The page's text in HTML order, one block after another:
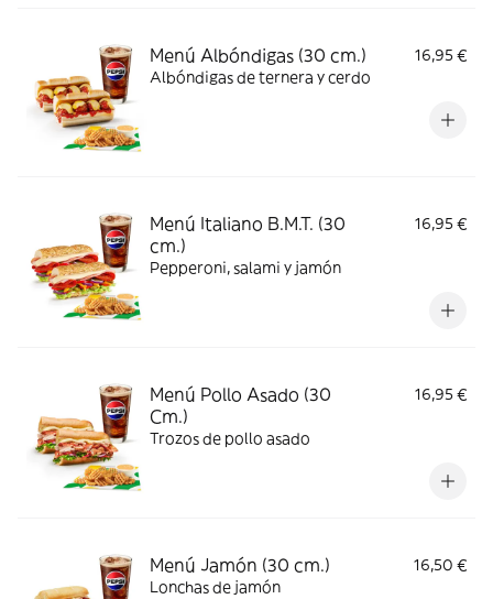
Menú Albóndigas (30 cm.)
16,95 €
Albóndigas de ternera y cerdo
Menú Italiano B.M.T. (30
cm.)
16,95 €
Pepperoni, salami y jamón
Menú Pollo Asado (30
Cm.)
16,95 €
Trozos de pollo asado
Menú Jamón (30 cm.)
16,50 €
Lonchas de jamón